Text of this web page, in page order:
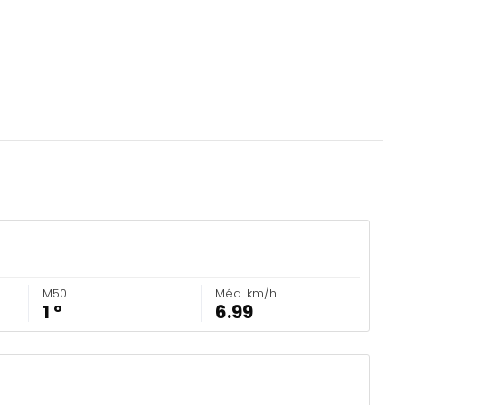
M50
1 º
Méd. km/h
6.99